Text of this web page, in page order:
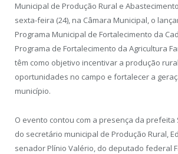
Municipal de Produção Rural e
sexta-feira (24), na Câmara Municipal, o
Programa Municipal de Fortalecimento da
Programa de Fortalecimento da Agricultura
têm como objetivo incentivar a produção
oportunidades no campo e fortalecer a
município.
O evento contou com a presença da prefeita
do secretário municipal de Produção Rural,
senador Plínio Valério, do deputado federal